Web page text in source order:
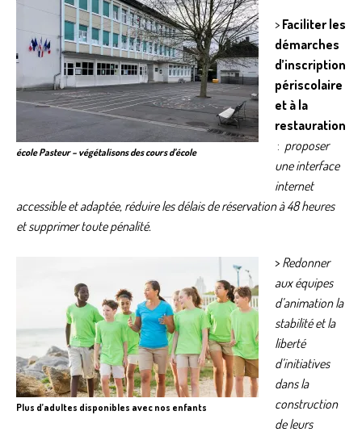
école Pasteur – végétalisons des cours d’école
> Faciliter les
démarches
d’inscription
périscolaire
et à la
restauration
: proposer
une interface
internet
accessible et adaptée, réduire les délais de réservation à 48 heures
et supprimer toute pénalité.
Plus d’adultes disponibles avec nos enfants
> Redonner
aux équipes
d’animation la
stabilité et la
liberté
d’initiatives
dans la
construction
de leurs